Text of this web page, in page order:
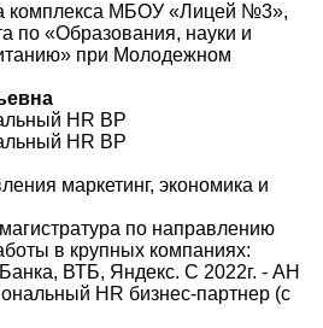
комплекса МБОУ «Лицей №3»,
по «Образования, науки и
при Молодежном
HR BP
HR BP
маркетинг, экономика и
по направлению
в крупных компаниях:
ВТБ, Яндекс. С 2022г. - АН
HR бизнес-партнер (с